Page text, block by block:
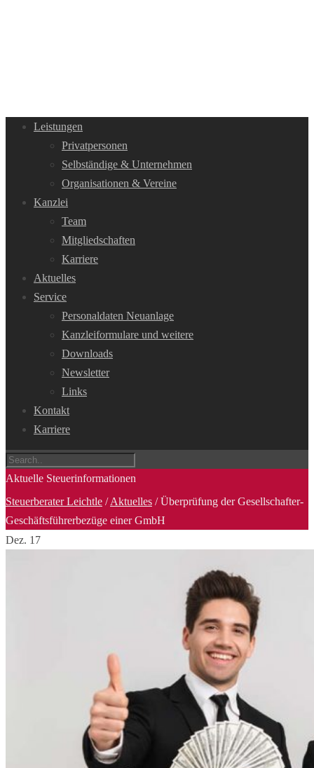
Leistungen
Privatpersonen
Selbständige & Unternehmen
Organisationen & Vereine
Kanzlei
Team
Mitgliedschaften
Karriere
Aktuelles
Service
Personaldaten Neuanlage
Kanzleiformulare und weitere
Downloads
Newsletter
Links
Kontakt
Karriere
Aktuelle Steuerinformationen
Steuerberater Leichtle /Aktuelles /Überprüfung der Gesellschafter-
Geschäftsführerbezüge einer GmbH
Dez. 17